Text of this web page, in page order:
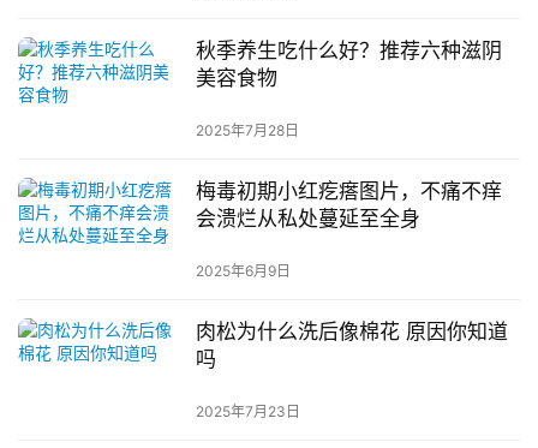
秋季养生吃什么好？推荐六种滋阴
美容食物
2025年7月28日
梅毒初期小红疙瘩图片，不痛不痒
会溃烂从私处蔓延至全身
2025年6月9日
肉松为什么洗后像棉花 原因你知道
吗
2025年7月23日